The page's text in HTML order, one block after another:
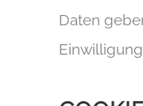
Daten